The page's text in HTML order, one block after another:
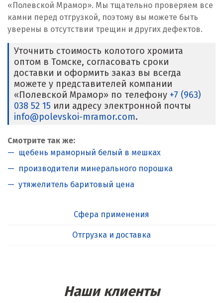
«Полевской Мрамор». Мы тщательно проверяем все
камни перед отгрузкой, поэтому вы можете быть
уверены в отсутствии трещин и других дефектов.
Уточнить стоимость колотого хромита
оптом в Томске, согласовать сроки
доставки и оформить заказ вы всегда
можете у представителей компании
«Полевской Мрамор» по телефону +7 (963)
038 52 15 или адресу электронной почты
info@polevskoi-mramor.com.
Смотрите так же:
щебень мраморный белый в мешках
производители минерального порошка
утяжелитель баритовый цена
Сфера применения
Отгрузка и доставка
Наши клиенты